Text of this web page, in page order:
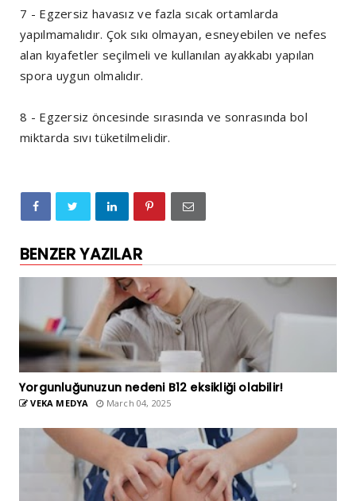
7 - Egzersiz havasız ve fazla sıcak ortamlarda
yapılmamalıdır. Çok sıkı olmayan, esneyebilen ve nefes
alan kıyafetler seçilmeli ve kullanılan ayakkabı yapılan
spora uygun olmalıdır.
8 - Egzersiz öncesinde sırasında ve sonrasında bol
miktarda sıvı tüketilmelidir.
BENZER YAZILAR
Yorgunluğunuzun nedeni B12 eksikliği olabilir!
VEKA MEDYA March 04, 2025